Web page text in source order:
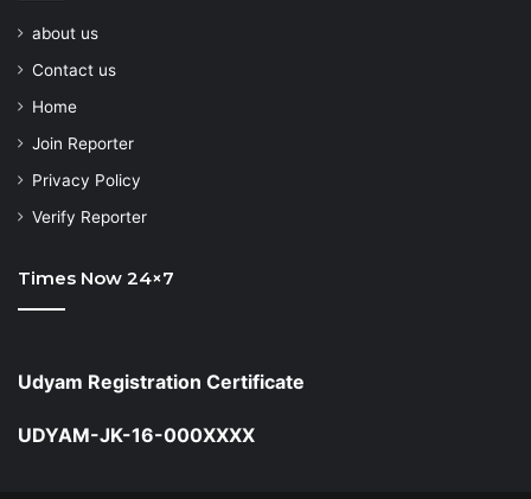
about us
Contact us
Home
Join Reporter
Privacy Policy
Verify Reporter
Times Now 24×7
Udyam Registration Certificate
UDYAM-JK-16-000XXXX